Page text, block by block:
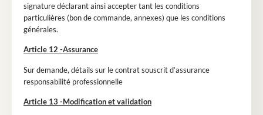
signature déclarant ainsi accepter tant les conditions
particulières (bon de commande, annexes) que les conditions
générales.
Article 12 -Assurance
Sur demande, détails sur le contrat souscrit d’assurance
responsabilité professionnelle
Article 13 -Modification et validation